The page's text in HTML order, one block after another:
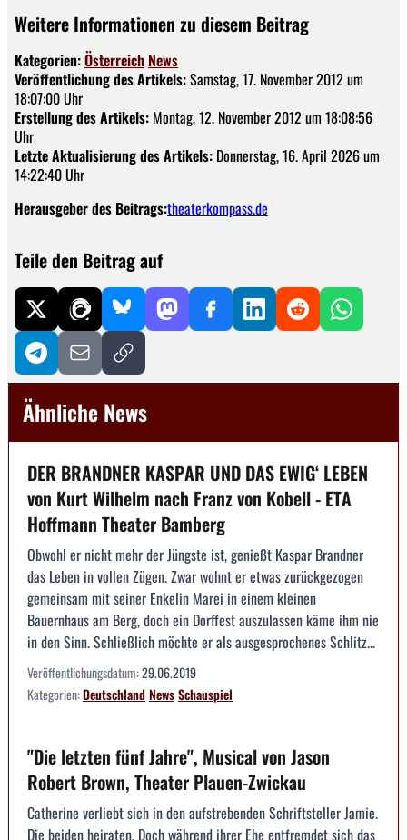
Weitere Informationen zu diesem Beitrag
Kategorien:Österreich News
Veröffentlichung des Artikels:Samstag, 17. November 2012 um
18:07:00 Uhr
Erstellung des Artikels: Montag, 12. November 2012 um 18:08:56
Uhr
Letzte Aktualisierung des Artikels: Donnerstag, 16. April 2026 um
14:22:40 Uhr
Herausgeber des Beitrags:theaterkompass.de
Teile den Beitrag auf
Ähnliche News
DER BRANDNER KASPAR UND DAS EWIG‘ LEBEN
von Kurt Wilhelm nach Franz von Kobell - ETA
Hoffmann Theater Bamberg
Obwohl er nicht mehr der Jüngste ist, genießt Kaspar Brandner
das Leben in vollen Zügen. Zwar wohnt er etwas zurückgezogen
gemeinsam mit seiner Enkelin Marei in einem kleinen
Bauernhaus am Berg, doch ein Dorffest auszulassen käme ihm nie
in den Sinn. Schließlich möchte er als ausgesprochenes Schlitz...
Veröffentlichungsdatum:29.06.2019
Kategorien:DeutschlandNewsSchauspiel
"Die letzten fünf Jahre", Musical von Jason
Robert Brown, Theater Plauen-Zwickau
Catherine verliebt sich in den aufstrebenden Schriftsteller Jamie.
Die beiden heiraten. Doch während ihrer Ehe entfremdet sich das